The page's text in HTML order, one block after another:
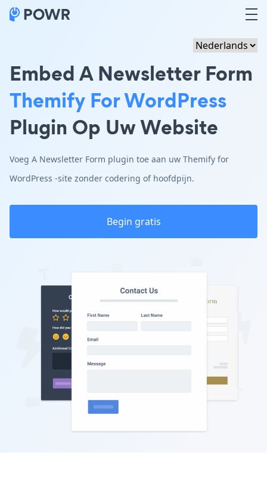
Embed A Newsletter Form
Themify For WordPress
Plugin Op Uw Website
Voeg A Newsletter Form plugin toe aan uw Themify for
WordPress -site zonder codering of hoofdpijn.
Begin gratis